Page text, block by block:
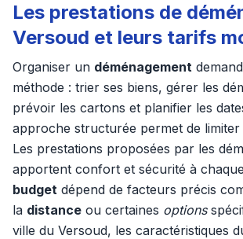
Les prestations de
Versoud et leurs tarifs
Organiser un déménagement
méthode : trier ses biens, gérer les
prévoir les cartons et planifier les
approche structurée permet de limiter
Les prestations proposées par les
apportent confort et sécurité à
budget dépend de facteurs précis
la distance ou certaines options
ville du Versoud, les caractéristiques